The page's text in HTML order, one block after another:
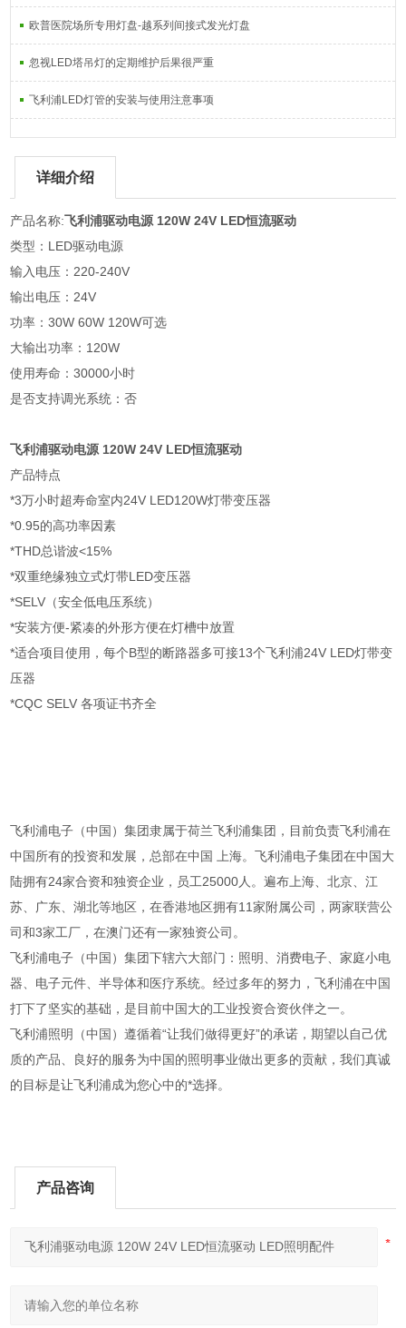
欧普医院场所专用灯盘-越系列间接式发光灯盘
忽视LED塔吊灯的定期维护后果很严重
飞利浦LED灯管的安装与使用注意事项
详细介绍
产品名称:飞利浦驱动电源 120W 24V LED恒流驱动
类型：LED驱动电源
输入电压：220-240V
输出电压：24V
功率：30W 60W 120W可选
大输出功率：120W
使用寿命：30000小时
是否支持调光系统：否
飞利浦驱动电源 120W 24V LED恒流驱动
产品特点
*3万小时超寿命室内24V LED120W灯带变压器
*0.95的高功率因素
*THD总谐波<15%
*双重绝缘独立式灯带LED变压器
*SELV（安全低电压系统）
*安装方便-紧凑的外形方便在灯槽中放置
*适合项目使用，每个B型的断路器多可接13个飞利浦24V LED灯带变
压器
*CQC SELV 各项证书齐全
飞利浦电子（中国）集团隶属于荷兰飞利浦集团，目前负责飞利浦在
中国所有的投资和发展，总部在中国 上海。飞利浦电子集团在中国大
陆拥有24家合资和独资企业，员工25000人。遍布上海、北京、江
苏、广东、湖北等地区，在香港地区拥有11家附属公司，两家联营公
司和3家工厂，在澳门还有一家独资公司。
飞利浦电子（中国）集团下辖六大部门：照明、消费电子、家庭小电
器、电子元件、半导体和医疗系统。经过多年的努力，飞利浦在中国
打下了坚实的基础，是目前中国大的工业投资合资伙伴之一。
飞利浦照明（中国）遵循着“让我们做得更好”的承诺，期望以自己优
质的产品、良好的服务为中国的照明事业做出更多的贡献，我们真诚
的目标是让飞利浦成为您心中的*选择。
产品咨询